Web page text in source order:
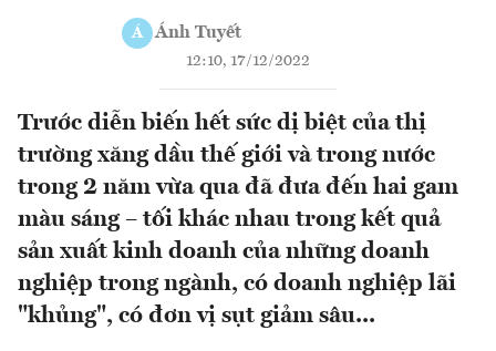
Á Ánh Tuyết
12:10, 17/12/2022
Trước diễn biến hết sức dị biệt của thị
trường xăng dầu thế giới và trong nước
trong 2 năm vừa qua đã đưa đến hai gam
màu sáng – tối khác nhau trong kết quả
sản xuất kinh doanh của những doanh
nghiệp trong ngành, có doanh nghiệp lãi
"khủng", có đơn vị sụt giảm sâu...